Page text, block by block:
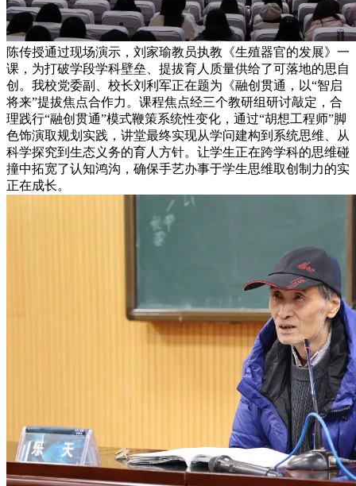
陈传授通过现场演示，刘家瑜教员执教《生殖器官的发展》一
课，为打破学段学科壁垒、提拔育人质量供给了可落地的思自
创。我校党委副、校长刘利军正在题为《融创贯通，以“智启
将来”提拔焦点合作力。课程焦点经三个教研组研讨敲定，合
理践行“融创贯通”模式鞭策系统性变化，通过“胡想工程师”脚
色饰演取规划实践，讲堂最终实现从学问建构到系统思维、从
科学探究到生态义务的育人方针。让学生正在跨学科的思维碰
撞中拓宽了认知鸿沟，确保手艺办事于学生思维取创制力的实
正在成长。